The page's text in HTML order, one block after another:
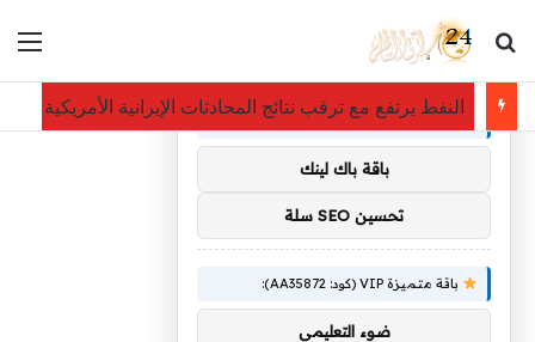
بحث عن
مجلس الشؤون الاقتصادية يستعرض أداء الميزانية ويُحاط
توصيات :
باقة متميزة VIP (كود: AA11138):
باقة باك لينك
تحسين SEO سلة
باقة متميزة VIP (كود: AA35872):
ضوء التعليمي